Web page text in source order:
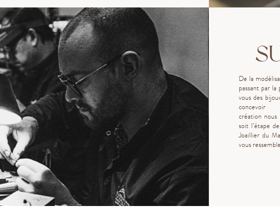
De la
passant par
vous des
concevoir
création nous
soit l’étape
Joaillier du
vous